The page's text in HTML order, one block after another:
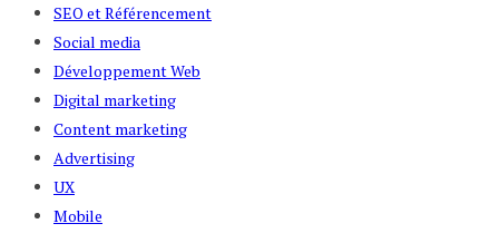
SEO et Référencement
Social media
Développement Web
Digital marketing
Content marketing
Advertising
UX
Mobile